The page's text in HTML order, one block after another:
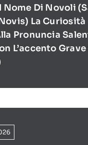
Nome Di Novoli
La Curiosità
Pronuncia
L’accento Grave